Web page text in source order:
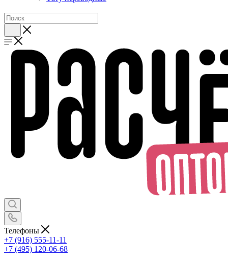
Телефоны
+7 (916) 555-11-11
+7 (495) 120-06-68